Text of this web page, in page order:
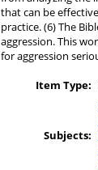
that can be
practice. (6) The
aggression. This
for aggression
Item Type:
Subjects: